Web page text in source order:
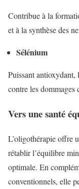
Contribue à la
et à la synthèse des
Sélénium
Puissant antioxydant,
contre les dommages
Vers une santé
L’oligothérapie offre
rétablir l’équilibre
optimale. En
conventionnels, elle